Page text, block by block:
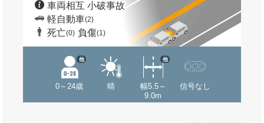
車両相互 小破事故
軽自動車(2)
死亡(0) 負傷(1)
0～24歳
他
晴
幅5.5～
9.0m
他
信号なし